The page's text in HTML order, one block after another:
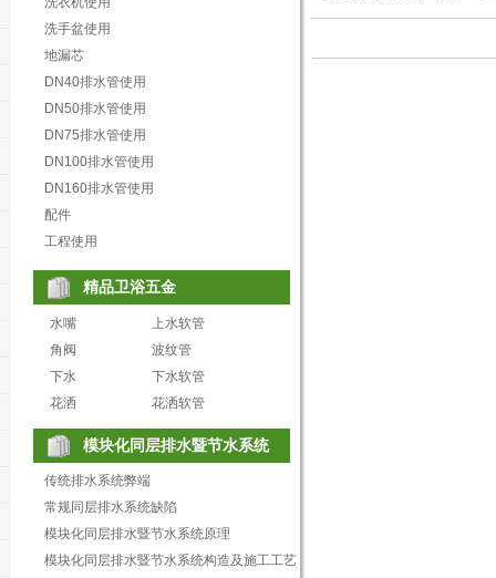
洗手盆使用
地漏芯
DN40排水管使用
DN50排水管使用
DN75排水管使用
DN100排水管使用
DN160排水管使用
配件
工程使用
精品卫浴五金
水嘴
上水软管
角阀
波纹管
下水
下水软管
花洒
花洒软管
模块化同层排水暨节水系统
传统排水系统弊端
常规同层排水系统缺陷
模块化同层排水暨节水系统原理
模块化同层排水暨节水系统构造及施工工艺